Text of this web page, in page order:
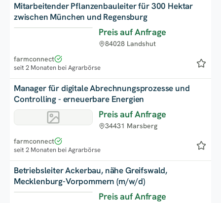
Mitarbeitender Pflanzenbauleiter für 300 Hektar
zwischen München und Regensburg
Preis auf Anfrage
84028 Landshut
farmconnect
seit 2 Monaten bei Agrarbörse
Manager für digitale Abrechnungsprozesse und
Controlling - erneuerbare Energien
Preis auf Anfrage
34431 Marsberg
farmconnect
seit 2 Monaten bei Agrarbörse
Betriebsleiter Ackerbau, nähe Greifswald,
Mecklenburg-Vorpommern (m/w/d)
Preis auf Anfrage